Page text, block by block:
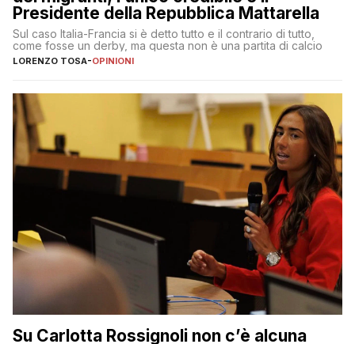
Presidente della Repubblica Mattarella
Sul caso Italia-Francia si è detto tutto e il contrario di tutto,
come fosse un derby, ma questa non è una partita di calcio
LORENZO TOSA-OPINIONI
Su Carlotta Rossignoli non c’è alcuna